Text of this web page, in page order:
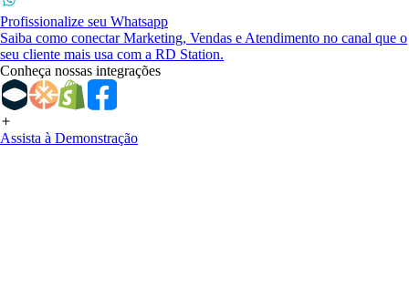
Profissionalize seu Whatsapp
Saiba como conectar Marketing, Vendas e Atendimento no canal que o
seu cliente mais usa com a RD Station.
Conheça nossas integrações
Assista à Demonstração